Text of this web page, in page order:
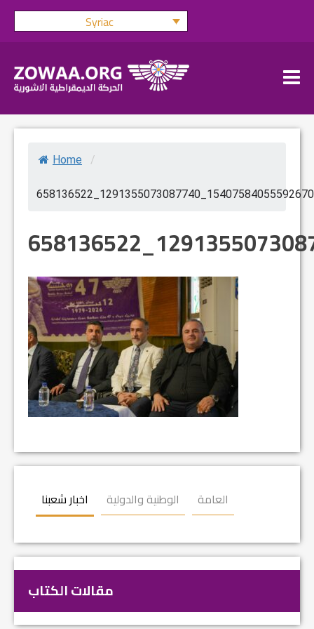
Skip
Syriac
Home /
اخبار شعبنا الوطنية والدولية العامة
مقالات الكتاب